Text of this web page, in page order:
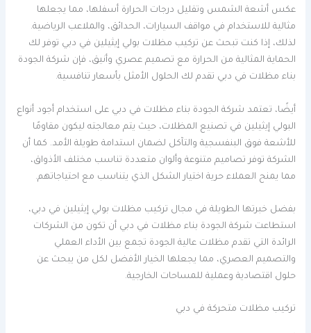
عكس أشعة الشمس وتقليل درجات الحرارة أسفلها، مما يجعلها
مثالية للاستخدام في مواقف السيارات، الحدائق، والملاعب الرياضية.
لذلك، إذا كنت تبحث عن تركيب مظلات بولي إيثيلين في دبي توفر لك
الحماية المثالية من الحرارة مع تصميم عصري وأنيق، فإن شركة الجودة
بناء مظلات في دبي تقدم لك الحلول الأمثل بأسعار تنافسية.
أيضًا، تعتمد شركة الجودة بناء مظلات في دبي على استخدام أجود أنواع
البولي إيثيلين في تصنيع المظلات، حيث يتم معالجته ليكون مقاومًا
للأشعة فوق البنفسجية والتآكل لضمان استدامة طويلة الأمد. كما أن
الشركة توفر تصاميم متنوعة وألوان متعددة تناسب مختلف الأذواق،
مما يمنح العملاء حرية اختيار الشكل الذي يتناسب مع احتياجاتهم.
بفضل خبرتها الطويلة في مجال تركيب مظلات بولي إيثيلين في دبي،
استطاعت شركة الجودة بناء مظلات في دبي أن تكون من الشركات
الرائدة التي تقدم مظلات عالية الجودة تجمع بين الأداء العملي
والتصميم العصري، مما يجعلها الخيار الأفضل لكل من يبحث عن
حلول اقتصادية وعملية للمساحات الخارجية.
تركيب مظلات متحركة في دبي